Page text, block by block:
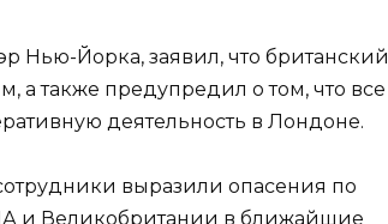
Нью-Йорка, заявил, что британский
а также предупредил о том, что все
деятельность в Лондоне.
выразили опасения по
и Великобритании в ближайшие